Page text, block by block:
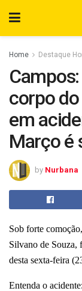
Home Destaque
corpo
em
Março é
by Nurbana
Sob forte
Silvano de Souza,
desta sexta-feira
Entenda o acidente: